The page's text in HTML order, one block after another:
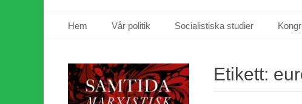
Primär meny
Hem Vår politik Socialistiska studier
Etikett: